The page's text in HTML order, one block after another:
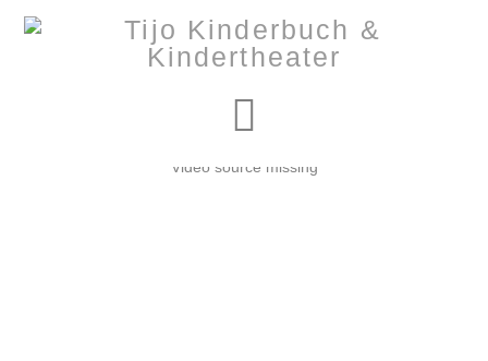
Video source missing